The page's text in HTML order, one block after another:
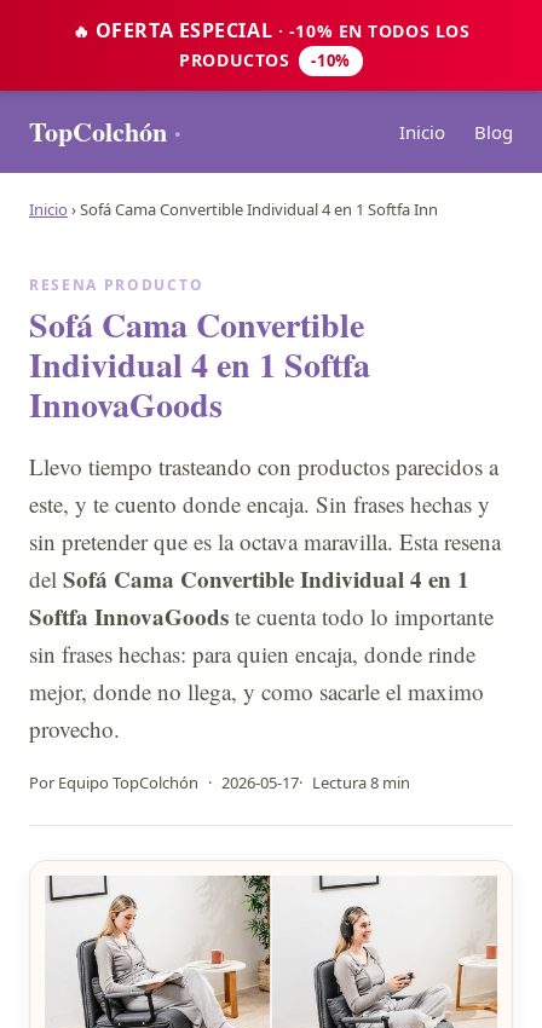
🔥 OFERTA ESPECIAL · -10% EN TODOS LOS
PRODUCTOS
-10%
TopColchón · Inicio Blog
Inicio ›Sofá Cama Convertible Individual 4 en 1 Softfa Inn
RESENA PRODUCTO
Sofá Cama Convertible
Individual 4 en 1 Softfa
InnovaGoods
Llevo tiempo trasteando con productos parecidos a
este, y te cuento donde encaja. Sin frases hechas y
sin pretender que es la octava maravilla. Esta resena
del Sofá Cama Convertible Individual 4 en 1
Softfa InnovaGoods te cuenta todo lo importante
sin frases hechas: para quien encaja, donde rinde
mejor, donde no llega, y como sacarle el maximo
provecho.
Por Equipo TopColchón · 2026-05-17· Lectura 8 min